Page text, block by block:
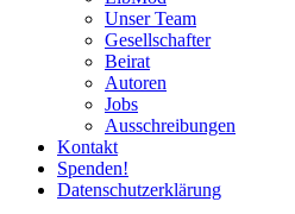
Unser Team
Gesell­schafter
Beirat
Autoren
Jobs
Ausschrei­bungen
Kontakt
Spenden!
Daten­schutz­er­klärung